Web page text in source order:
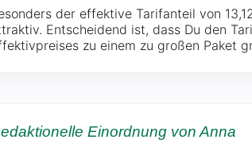
der effektive Tarifanteil von
Entscheidend ist, dass Du den
zu einem zu großen Paket
Einordnung von Anna